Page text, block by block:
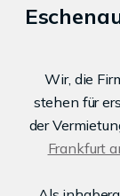
Wir, die
stehen für
der
Frankfurt